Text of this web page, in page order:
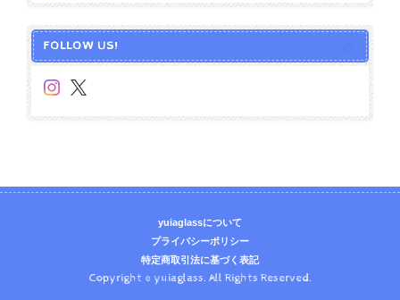
FOLLOW US!
yuiaglassについて
プライバシーポリシー
特定商取引法に基づく表記
Copyright © yuiaglass. All Rights Reserved.